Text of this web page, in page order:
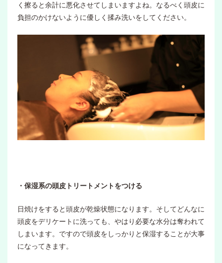
く擦ると余計に悪化させてしまいますよね。なるべく頭皮に
負担のかけないように優しく揉み洗いをしてください。
・保湿系の頭皮トリートメントをつける
日焼けをすると頭皮が乾燥状態になります。そしてどんなに
頭皮をデリケートに洗っても、やはり必要な水分は奪われて
しまいます。ですので頭皮をしっかりと保湿することが大事
になってきます。